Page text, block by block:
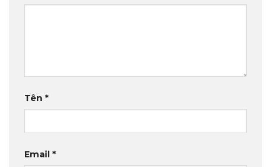
Tên *
Email *